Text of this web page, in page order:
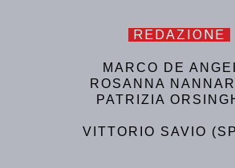
REDAZIONE
MARCO DE
ROSANNA
PATRIZIA
VITTORIO SAVIO